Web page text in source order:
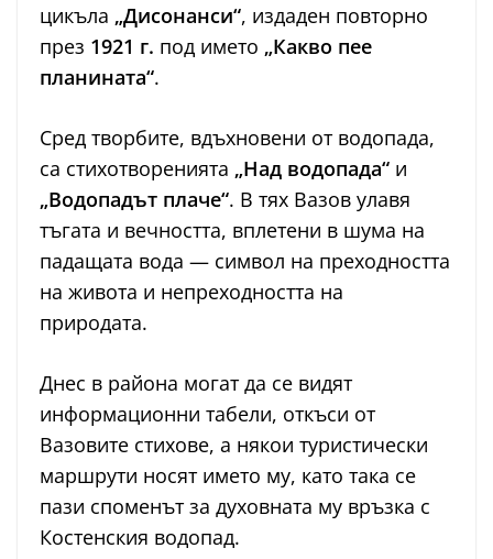
цикъла „Дисонанси“, издаден повторно
през 1921 г. под името „Какво пее
планината“.
Сред творбите, вдъхновени от водопада,
са стихотворенията „Над водопада“ и
„Водопадът плаче“. В тях Вазов улавя
тъгата и вечността, вплетени в шума на
падащата вода — символ на преходността
на живота и непреходността на
природата.
Днес в района могат да се видят
информационни табели, откъси от
Вазовите стихове, а някои туристически
маршрути носят името му, като така се
пази споменът за духовната му връзка с
Костенския водопад.